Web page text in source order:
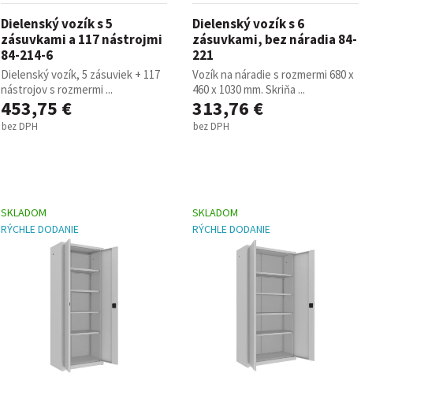
Dielenský vozík s 5
zásuvkami a 117 nástrojmi
84-214-6
Dielenský vozík, 5 zásuviek + 117
nástrojov s rozmermi ...
453,75 €
bez DPH
Dielenský vozík s 6
zásuvkami, bez náradia 84-
221
Vozík na náradie s rozmermi 680 x
460 x 1030 mm. Skriňa ...
313,76 €
bez DPH
SKLADOM
RÝCHLE DODANIE
SKLADOM
RÝCHLE DODANIE